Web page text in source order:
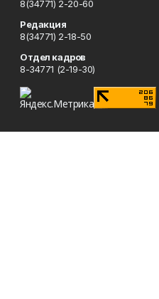
8(34771) 2-20-60
Редакция
8(34771) 2-18-50
Отдел кадров
8-34771 (2-19-30)